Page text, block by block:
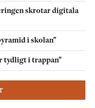
skrotar digitala
i skolan”
tydligt i trappan”